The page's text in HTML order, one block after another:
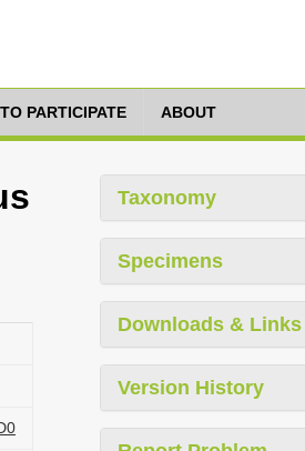
PARTICIPATE ABOUT
Taxonomy
Specimens
Downloads & Links
Version History